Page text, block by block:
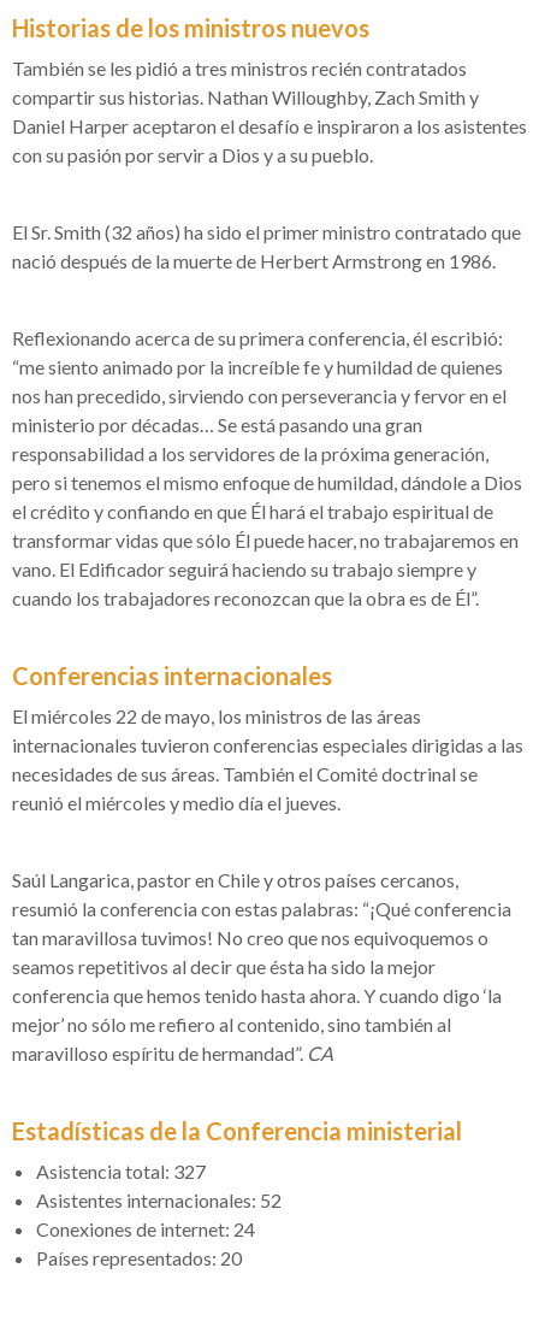
Historias de los ministros nuevos
También se les pidió a tres ministros recién contratados
compartir sus historias. Nathan Willoughby, Zach Smith y
Daniel Harper aceptaron el desafío e inspiraron a los asistentes
con su pasión por servir a Dios y a su pueblo.
El Sr. Smith (32 años) ha sido el primer ministro contratado que
nació después de la muerte de Herbert Armstrong en 1986.
Reflexionando acerca de su primera conferencia, él escribió:
“me siento animado por la increíble fe y humildad de quienes
nos han precedido, sirviendo con perseverancia y fervor en el
ministerio por décadas… Se está pasando una gran
responsabilidad a los servidores de la próxima generación,
pero si tenemos el mismo enfoque de humildad, dándole a Dios
el crédito y confiando en que Él hará el trabajo espiritual de
transformar vidas que sólo Él puede hacer, no trabajaremos en
vano. El Edificador seguirá haciendo su trabajo siempre y
cuando los trabajadores reconozcan que la obra es de Él”.
Conferencias internacionales
El miércoles 22 de mayo, los ministros de las áreas
internacionales tuvieron conferencias especiales dirigidas a las
necesidades de sus áreas. También el Comité doctrinal se
reunió el miércoles y medio día el jueves.
Saúl Langarica, pastor en Chile y otros países cercanos,
resumió la conferencia con estas palabras: “¡Qué conferencia
tan maravillosa tuvimos! No creo que nos equivoquemos o
seamos repetitivos al decir que ésta ha sido la mejor
conferencia que hemos tenido hasta ahora. Y cuando digo ‘la
mejor’ no sólo me refiero al contenido, sino también al
maravilloso espíritu de hermandad”. CA
Estadísticas de la Conferencia ministerial
Asistencia total: 327
Asistentes internacionales: 52
Conexiones de internet: 24
Países representados: 20